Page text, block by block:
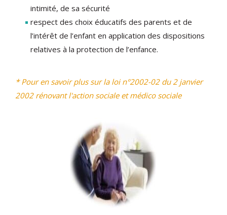
intimité, de sa sécurité
respect des choix éducatifs des parents et de
l’intérêt de l’enfant en application des dispositions
relatives à la protection de l’enfance.
* Pour en savoir plus sur la loi n°2002-02 du 2 janvier
2002 rénovant l'action sociale et médico sociale